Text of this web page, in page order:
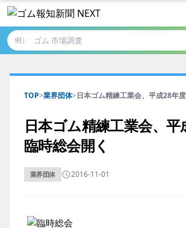
例）
TOP>業界団体>日本ゴム精練工業会、平成28年
日本ゴム精練工業会、平
臨時総会開く
業界団体 2016-11-01